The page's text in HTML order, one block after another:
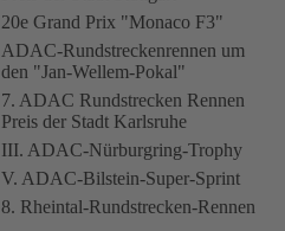
20e Grand Prix "Monaco F3"
ADAC-Rundstreckenrennen um
den "Jan-Wellem-Pokal"
7. ADAC Rundstrecken Rennen
Preis der Stadt Karlsruhe
III. ADAC-Nürburgring-Trophy
V. ADAC-Bilstein-Super-Sprint
8. Rheintal-Rundstrecken-Rennen